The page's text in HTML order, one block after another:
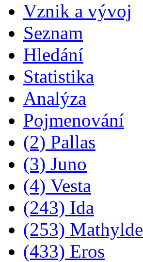
Vznik a vývoj
Seznam
Hledání
Statistika
Analýza
Pojmenování
(2) Pallas
(3) Juno
(4) Vesta
(243) Ida
(253) Mathylde
(433) Eros